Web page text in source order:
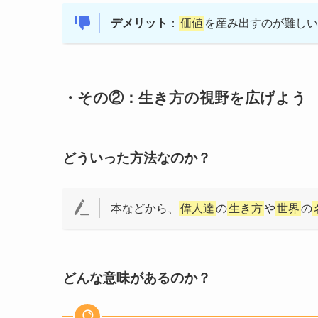
デメリット ： 価値 を産み出すのが難し
・その②：生き方の視野を広げよう
どういった方法なのか？
本などから、 偉人達の生き方や世界の
どんな意味があるのか？